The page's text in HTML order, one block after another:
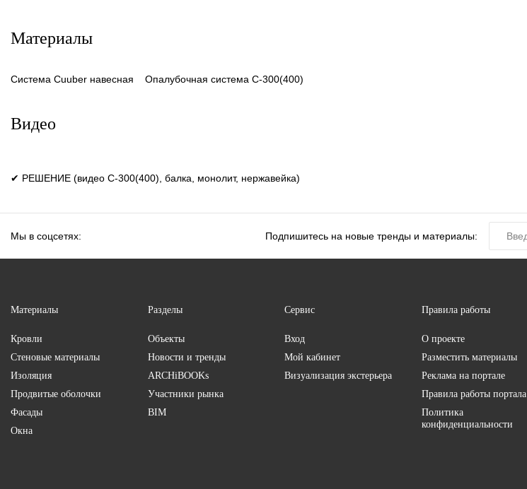
Материалы
Система Cuuber навесная Опалубочная система С-300(400)
Видео
✔ РЕШЕНИЕ (видео С-300(400), балка, монолит, нержавейка)
Мы в соцсетях: Подпишитесь на новые тренды и материалы:
Материалы
Кровли
Стеновые материалы
Изоляция
Продвитые оболочки
Фасады
Окна
Разделы
Объекты
Новости и тренды
ARCHiBOOKs
Участники рынка
BIM
Сервис
Вход
Мой кабинет
Визуализация экстерьера
Правила работы
О проекте
Разместить материалы
Реклама на портале
Правила работы портала
Политика
конфиденциальности